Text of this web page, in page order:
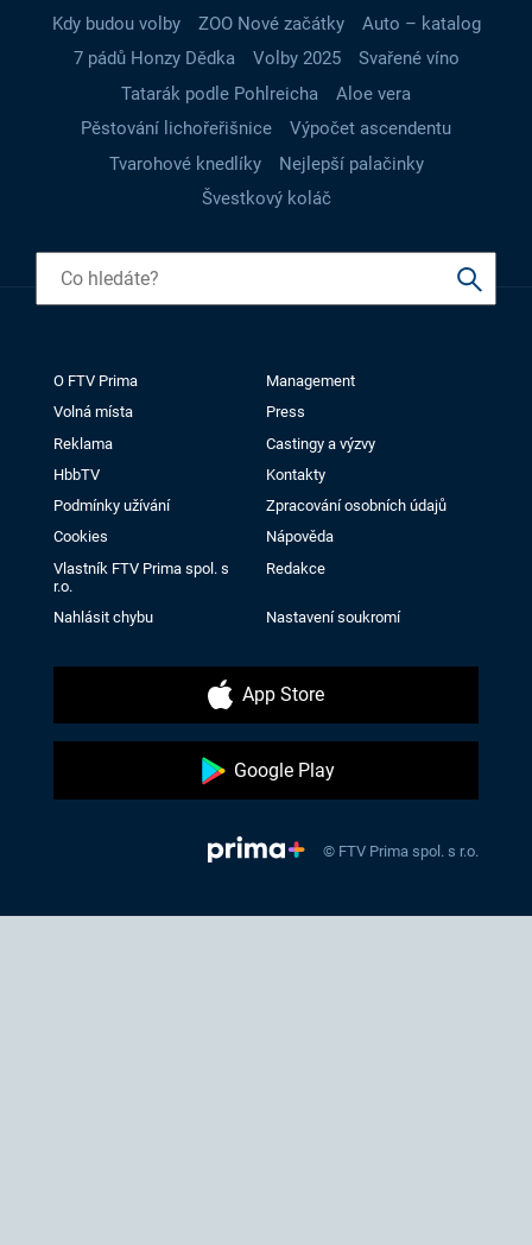
Kdy budou volby
ZOO Nové začátky
Auto – katalog
7 pádů Honzy Dědka
Volby 2025
Svařené víno
Tatarák podle Pohlreicha
Aloe vera
Pěstování lichořeřišnice
Výpočet ascendentu
Tvarohové knedlíky
Nejlepší palačinky
Švestkový koláč
O FTV Prima
Management
Volná místa
Press
Reklama
Castingy a výzvy
HbbTV
Kontakty
Podmínky užívání
Zpracování osobních údajů
Cookies
Nápověda
Vlastník FTV Prima spol. s
r.o.
Redakce
Nahlásit chybu Nastavení soukromí
App Store
Google Play
© FTV Prima spol. s r.o.